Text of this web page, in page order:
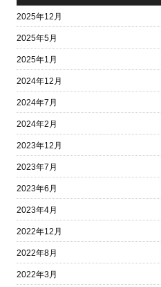
2025年12月
2025年5月
2025年1月
2024年12月
2024年7月
2024年2月
2023年12月
2023年7月
2023年6月
2023年4月
2022年12月
2022年8月
2022年3月